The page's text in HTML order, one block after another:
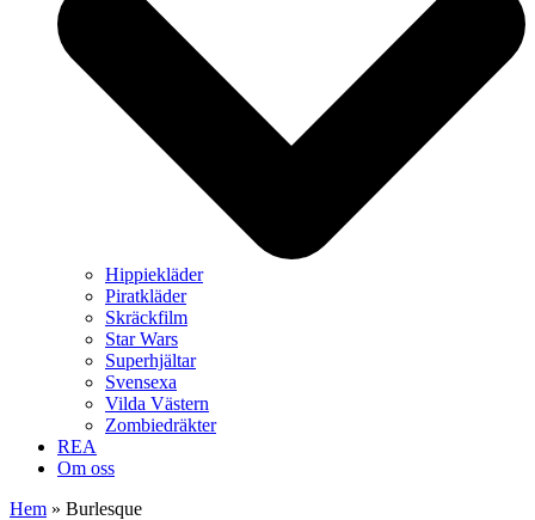
Hippiekläder
Piratkläder
Skräckfilm
Star Wars
Superhjältar
Svensexa
Vilda Västern
Zombiedräkter
REA
Om oss
Hem » Burlesque